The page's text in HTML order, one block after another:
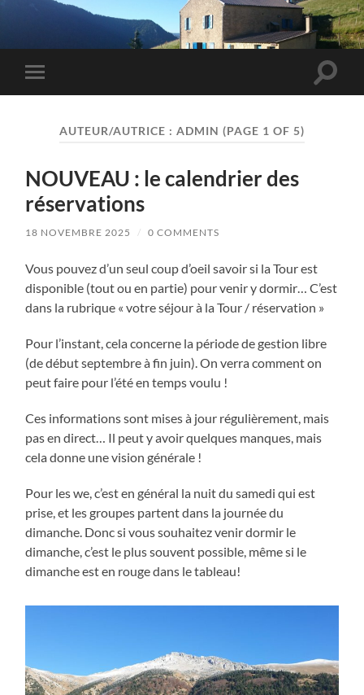
Toggle
mobile
Toggle
AUTEUR/AUTRICE : ADMIN (PAGE 1 OF 5)
NOUVEAU : le calendrier des
réservations
18 NOVEMBRE 2025 / 0 COMMENTS
Vous pouvez d’un seul coup d’oeil savoir si la Tour est
disponible (tout ou en partie) pour venir y dormir… C’est
dans la rubrique « votre séjour à la Tour / réservation »
Pour l’instant, cela concerne la période de gestion libre
(de début septembre à fin juin). On verra comment on
peut faire pour l’été en temps voulu !
Ces informations sont mises à jour régulièrement, mais
pas en direct… Il peut y avoir quelques manques, mais
cela donne une vision générale !
Pour les we, c’est en général la nuit du samedi qui est
prise, et les groupes partent dans la journée du
dimanche. Donc si vous souhaitez venir dormir le
dimanche, c’est le plus souvent possible, même si le
dimanche est en rouge dans le tableau!